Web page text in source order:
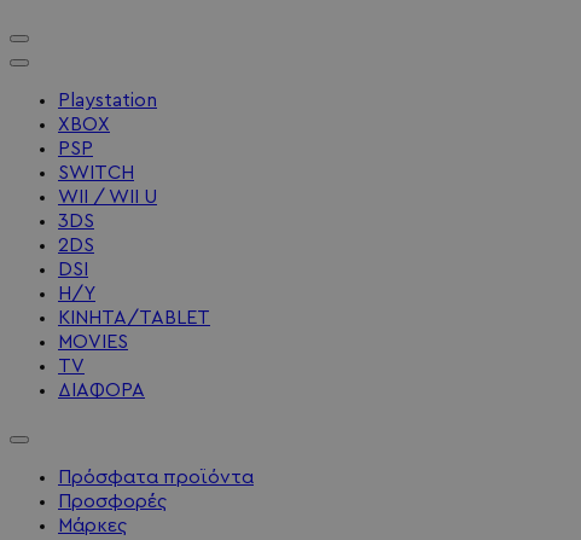
Playstation
XBOX
PSP
SWITCH
WII / WII U
3DS
2DS
DSI
Η/Υ
ΚΙΝΗΤΑ/TABLET
MOVIES
TV
ΔΙΑΦΟΡΑ
Πρόσφατα προϊόντα
Προσφορές
Μάρκες